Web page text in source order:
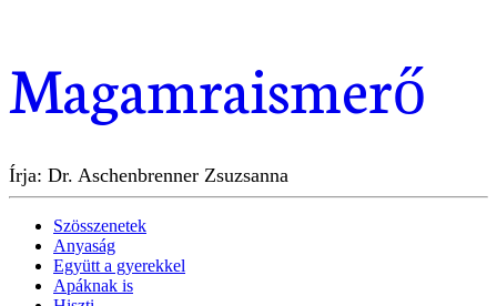
Magamraismerő
Írja: Dr. Aschenbrenner Zsuzsanna
Szösszenetek
Anyaság
Együtt a gyerekkel
Apáknak is